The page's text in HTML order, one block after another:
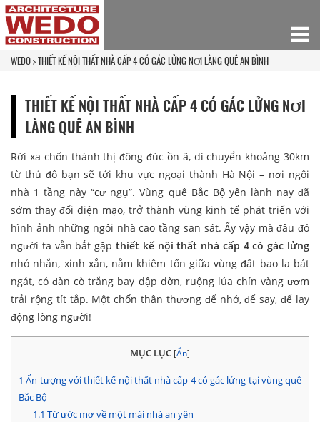
WEDO THIẾT KẾ NỘI THẤT NHÀ CẤP 4 CÓ GÁC LỬNG NƠI LÀNG QUÊ AN BÌNH
THIẾT KẾ NỘI THẤT NHÀ CẤP 4 CÓ GÁC LỬNG NƠI
LÀNG QUÊ AN BÌNH
Rời xa chốn thành thị đông đúc ồn ã, di chuyển khoảng 30km
từ thủ đô bạn sẽ tới khu vực ngoại thành Hà Nội – nơi ngôi
nhà 1 tầng này “cư ngụ”. Vùng quê Bắc Bộ yên lành nay đã
sớm thay đổi diện mạo, trở thành vùng kinh tế phát triển với
hình ảnh những ngôi nhà cao tầng san sát. Ấy vậy mà đâu đó
người ta vẫn bắt gặp thiết kế nội thất nhà cấp 4 có gác lửng
nhỏ nhắn, xinh xắn, nằm khiêm tốn giữa vùng đất bao la bát
ngát, có đàn cò trắng bay dập dờn, ruộng lúa chín vàng ươm
trải rộng tít tắp. Một chốn thân thương để nhớ, để say, để lay
động lòng người!
MỤC LỤC [Ẩn]
1 Ấn tượng với thiết kế nội thất nhà cấp 4 có gác lửng tại vùng quê
Bắc Bộ
1.1 Từ ước mơ về một mái nhà an yên